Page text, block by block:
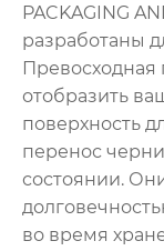
PACKAGING
разработаны
Превосходная
отобразить
поверхность
перенос
состоянии.
во время